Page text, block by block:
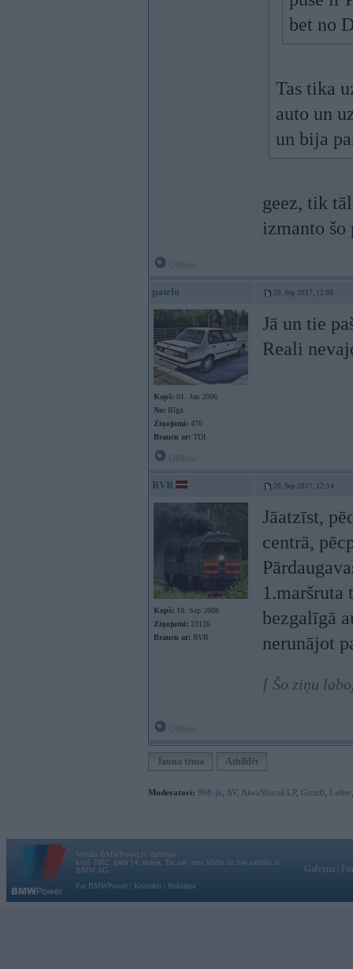
bet no
Tas tika
auto un
un bija
geez, tik
izmanto
patelo 20. Sep 2017, 12:06
Kopš: 01. Jan 2006
No: Rīga
Ziņojumi: 470
Braucu ar: TDI
Jā un tie
Reali
RVR 20. Sep 2017, 12:14
Kopš: 18. Sep 2008
Ziņojumi: 23126
Braucu ar: RVR
Jāatzīst,
centrā,
1.maršruta
bezgalīgā
nerunājot
[ Šo ziņu
Jauna tēma Atbildēt
Moderatori: 968-jk AV AiwaShuraLLP, GirtzB Lafter
Vortāls BMWPower.lv darbojas
kopš 2002. gada 14. maija. Tas nav auto klubs un nav saistīts ar
BMW AG.
Par BMWPower
Kontakti Reklāma
Galvena